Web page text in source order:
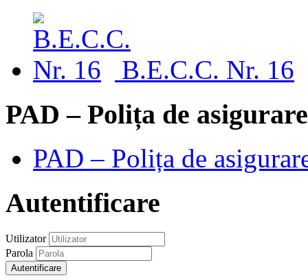
B.E.C.C. Nr. 16
PAD – Polița de asigurare
PAD – Polița de
Autentificare
Utilizator
Parola
Autentificare